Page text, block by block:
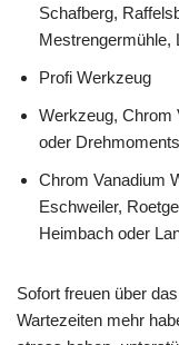
Schafberg,
Mestrengermühle,
Profi Werkzeug
Werkzeug, Chrom
oder
Chrom Vanadium
Eschweiler,
Heimbach oder
Sofort freuen über
Wartezeiten mehr